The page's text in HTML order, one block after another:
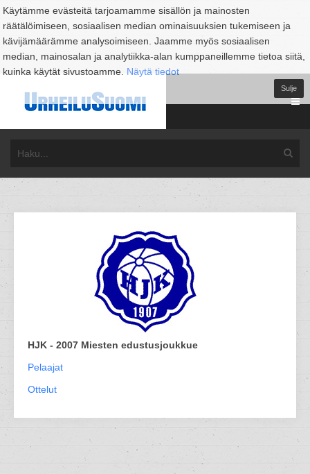
Käytämme evästeitä tarjoamamme sisällön ja mainosten
räätälöimiseen, sosiaalisen median ominaisuuksien tukemiseen ja
kävijämäärämme analysoimiseen. Jaamme myös sosiaalisen
median, mainosalan ja analytiikka-alan kumppaneillemme tietoa siitä,
kuinka käytät sivustoamme. Näytä tiedot
Sulje
HJK - 2007 Miesten edustusjoukkue
Pelaajat
Ottelut